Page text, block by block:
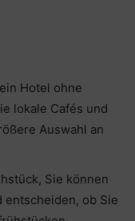
Hotel ohne
lokale Cafés und
Auswahl an
Sie können
entscheiden, ob Sie